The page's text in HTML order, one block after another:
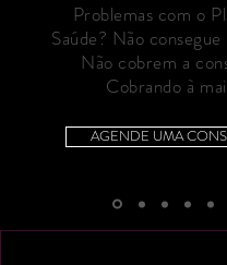
Problemas com o
Saúde? Não
Não cobrem a
Cobrando à
AGENDE UMA